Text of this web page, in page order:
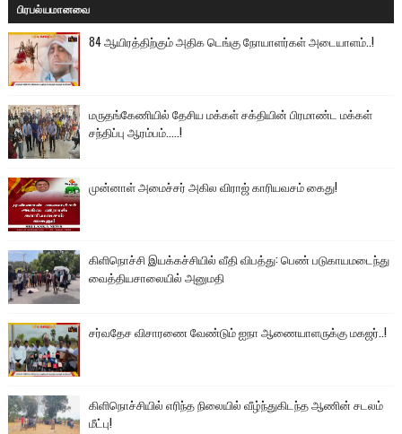
பிரபல்யமானவை
84 ஆயிரத்திற்கும் அதிக டெங்கு நோயாளர்கள் அடையாளம்..!
மருதங்கேணியில் தேசிய மக்கள் சக்தியின் பிரமாண்ட மக்கள்
சந்திப்பு ஆரம்பம்.....!
முன்னாள் அமைச்சர் அகில விராஜ் காரியவசம் கைது!
கிளிநொச்சி இயக்கச்சியில் வீதி விபத்து: பெண் படுகாயமடைந்து
வைத்தியசாலையில் அனுமதி
சர்வதேச விசாரணை வேண்டும் ஐநா ஆணையாளருக்கு மகஜர்..!
கிளிநொச்சியில் எரிந்த நிலையில் வீழ்ந்துகிடந்த ஆணின் சடலம்
மீட்பு!